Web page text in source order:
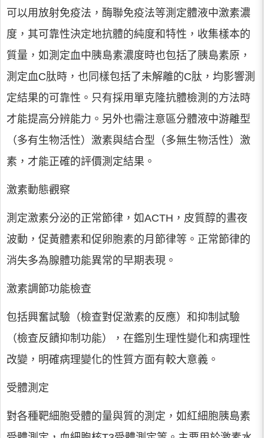
可以用放射免疫法，酶聯免疫法等測定體液中激素濃
度，其可靠性決定地抗體的純度和特性，收集樣本的
質量，如測定血中胰島素濃度時也包括了胰島素原，
測定血C肽時，也同樣包括了未解離的C肽，均影響測
定結果的可靠性。只有採用單克隆抗體檢測的方法時
才能提高分辨能力。另外也需注意區分體液中游離型
（多有生物活性）激素與結合型（多無生物活性）激
素，才能正確的評價測定結果。
激素動態觀察
測定激素分泌的正常節律，如ACTH，皮質醇的晝夜
波動，促黃體素和促卵胞素的月節律等。正常節律的
消失多為腺體功能異常的早期表現。
激素調節功能檢查
包括興奮試驗（檢查對促激素的反應）和抑制試驗
（檢查反饋抑制功能），在鑑別生理性變化和病理性
改變，明確病理變化的性質方面有較大意義。
受體測定
對各種靶細胞受體的量與質的測定，如紅細胞胰島素